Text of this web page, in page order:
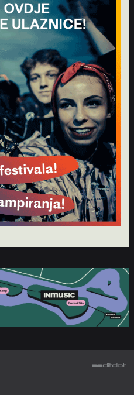
web design & development